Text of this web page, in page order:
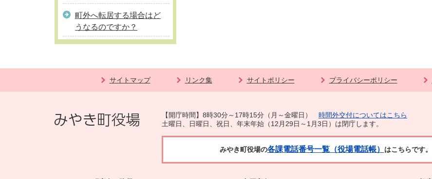
町外へ転居する場合はど
うなるのですか？
サイトマップ リンク集 サイトポリシー プライバシーポリシー
【開庁時間】8時30分～17時15分（月～金曜日） 時間外交付についてはこちら
土曜日、日曜日、祝日、年末年始（12月29日～1月3日）は閉庁します。
みやき町役場の各課電話番号一覧（役場電話帳） はこちらです。